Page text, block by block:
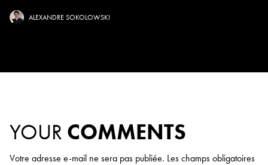
ALEXANDRE SOKOLOWSKI
YOUR COMMENTS
Votre adresse e-mail ne sera pas publiée. Les champs obligatoires